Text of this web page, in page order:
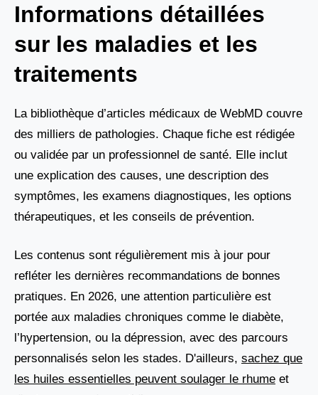
Informations détaillées
sur les maladies et les
traitements
La bibliothèque d’articles médicaux de WebMD couvre
des milliers de pathologies. Chaque fiche est rédigée
ou validée par un professionnel de santé. Elle inclut
une explication des causes, une description des
symptômes, les examens diagnostiques, les options
thérapeutiques, et les conseils de prévention.
Les contenus sont régulièrement mis à jour pour
refléter les dernières recommandations de bonnes
pratiques. En 2026, une attention particulière est
portée aux maladies chroniques comme le diabète,
l’hypertension, ou la dépression, avec des parcours
personnalisés selon les stades. D'ailleurs, sachez que
les huiles essentielles peuvent soulager le rhume et